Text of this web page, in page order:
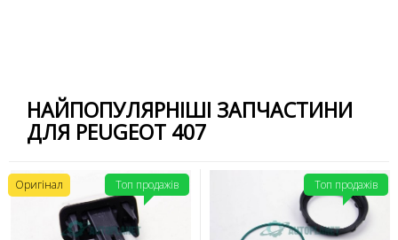
НАЙПОПУЛЯРНІШІ ЗАПЧАСТИНИ
ДЛЯ PEUGEOT 407
Топ продажів
Оригінал Топ продажів